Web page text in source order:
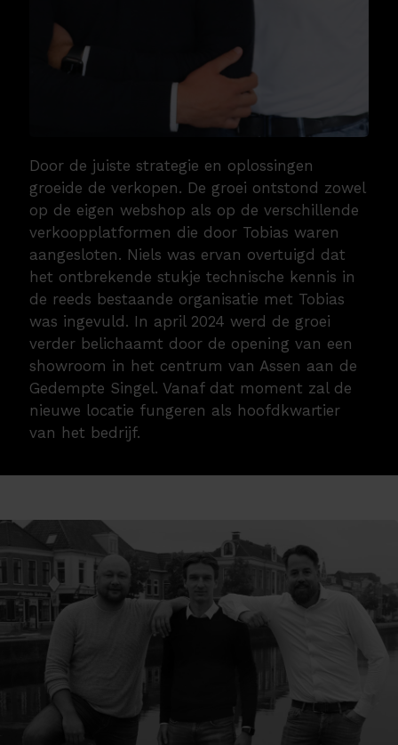
Door de juiste strategie en oplossingen
groeide de verkopen. De groei ontstond zowel
op de eigen webshop als op de verschillende
verkoopplatformen die door Tobias waren
aangesloten. Niels was ervan overtuigd dat
het ontbrekende stukje technische kennis in
de reeds bestaande organisatie met Tobias
was ingevuld. In april 2024 werd de groei
verder belichaamt door de opening van een
showroom in het centrum van Assen aan de
Gedempte Singel. Vanaf dat moment zal de
nieuwe locatie fungeren als hoofdkwartier
van het bedrijf.